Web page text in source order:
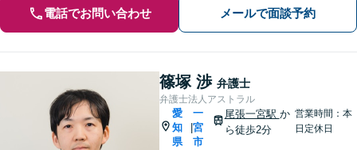
電話でお問い合わせ メールで面談予約
篠塚 渉 弁護士
弁護士法人アストラル
愛
知
県
|
一
宮
市
尾張一宮駅 か
ら徒歩2分
営業時間：本
日定休日